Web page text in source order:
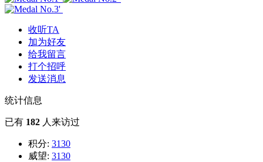
收听TA
加为好友
给我留言
打个招呼
发送消息
统计信息
已有 182 人来访过
积分: 3130
威望: 3130